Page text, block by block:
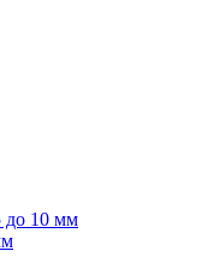
до 10 мм